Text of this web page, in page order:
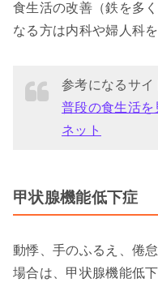
食生活の改善（鉄を多
なる方は内科や婦人科
参考になるサイ
普段の食生活を
ネット
甲状腺機能低下症
動悸、手のふるえ、倦
場合は、甲状腺機能低